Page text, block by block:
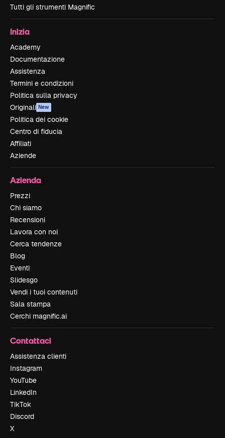
Tutti gli strumenti Magnific
Inizia
Academy
Documentazione
Assistenza
Termini e condizioni
Politica sulla privacy
Originali New
Politica dei cookie
Centro di fiducia
Affiliati
Aziende
Azienda
Prezzi
Chi siamo
Recensioni
Lavora con noi
Cerca tendenze
Blog
Eventi
Slidesgo
Vendi i tuoi contenuti
Sala stampa
Cerchi magnific.ai
Contattaci
Assistenza clienti
Instagram
YouTube
LinkedIn
TikTok
Discord
X